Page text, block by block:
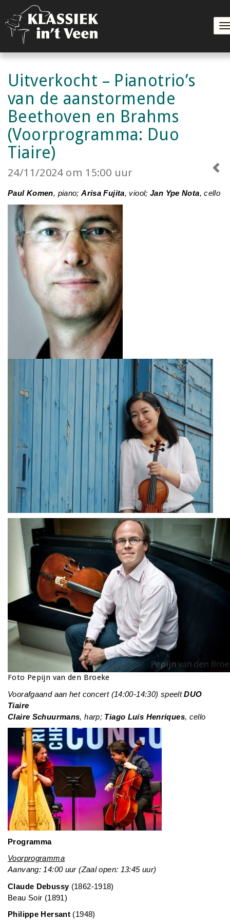
Uitverkocht – Pianotrio’s
van de aanstormende
Beethoven en Brahms
(Voorprogramma: Duo
Tiaire)
24/11/2024 om 15:00 uur
Paul Komen, piano;Arisa Fujita, viool; Jan Ype Nota, cello
Foto Pepijn van den Broeke
Voorafgaand aan het concert (14:00-14:30) speeltDUO
Tiaire
Claire Schuurmans, harp; Tiago Luís Henriques, cello
Programma
Voorprogramma
Aanvang: 14:00 uur (Zaal open: 13:45 uur)
Claude Debussy(1862-1918)
Beau Soir (1891)
Philippe Hersant (1948)